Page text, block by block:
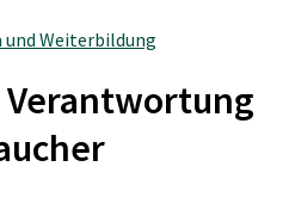
Weiterbildung
Verantwortung